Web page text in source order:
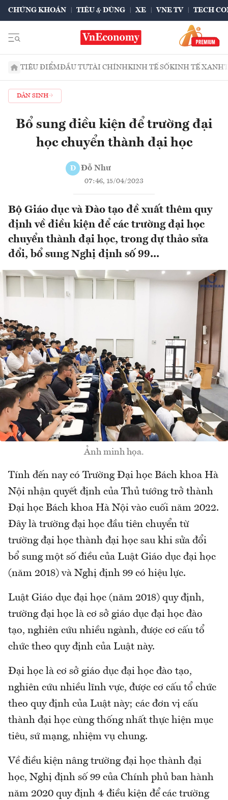
CHỨNG KHOÁN TIÊU & DÙNG XE VNE TV TECH
TIÊU ĐIỂMĐẦU TƯTÀI CHÍNHKINH TẾ SỐKINH TẾ XANH
DÂN SINH
Bổ sung điều kiện để trường đại
học chuyển thành đại học
Đ Đỗ Như
07:46, 15/04/2023
Bộ Giáo dục và Đào tạo đề xuất thêm quy
định về điều kiện để các trường đại học
chuyển thành đại học, trong dự thảo sửa
đổi, bổ sung Nghị định số 99...
Ảnh minh họa.
Tính đến nay có Trường Đại học Bách khoa Hà
Nội nhận quyết định của Thủ tướng trở thành
Đại học Bách khoa Hà Nội vào cuối năm 2022.
Đây là trường đại học đầu tiên chuyển từ
trường đại học thành đại học sau khi sửa đổi
bổ sung một số điều của Luật Giáo dục đại học
(năm 2018) và Nghị định 99 có hiệu lực.
Luật Giáo dục đại học (năm 2018) quy định,
trường đại học là cơ sở giáo dục đại học đào
tạo, nghiên cứu nhiều ngành, được cơ cấu tổ
chức theo quy định của Luật này.
Đại học là cơ sở giáo dục đại học đào tạo,
nghiên cứu nhiều lĩnh vực, được cơ cấu tổ chức
theo quy định của Luật này; các đơn vị cấu
thành đại học cùng thống nhất thực hiện mục
tiêu, sứ mạng, nhiệm vụ chung.
Về điều kiện nâng trường đại học thành đại
học, Nghị định số 99 của Chính phủ ban hành
năm 2020 quy định 4 điều kiện để các trường